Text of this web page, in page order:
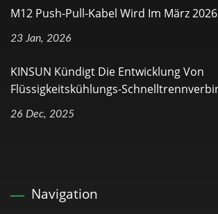
M12 Push-Pull-Kabel Wird Im März
23 Jan, 2026
KINSUN Kündigt Die Entwicklung Von
Flüssigkeitskühlungs-
26 Dec, 2025
Navigation